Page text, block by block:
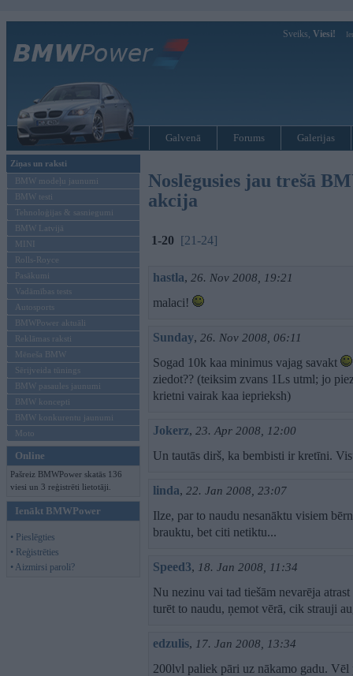
Sveiks, Viesi!
Galvenā Forums Galerijas
Ziņas un raksti
BMW modeļu jaunumi
BMW testi
Tehnoloģijas & sasniegumi
BMW Latvijā
MINI
Rolls-Royce
Pasākumi
Vadāmības tests
Autosports
BMWPower aktuāli
Reklāmas raksti
Mēneša BMW
Sērijveida tūnings
BMW pasaules jaunumi
BMW koncepti
BMW konkurentu jaunumi
Moto
Online
Pašreiz BMWPower skatās 136
viesi un 3 reģistrēti lietotāji.
Ienākt BMWPower
• Pieslēgties
• Reģistrēties
• Aizmirsi paroli?
Noslēgusies jau trešā
akcija
1-20 [21-24]
hastla, 26. Nov 2008, 19:21
malaci!
Sunday, 26. Nov 2008, 06:11
Sogad 10k kaa minimus vajag savakt
ziedot?? (teiksim zvans 1Ls utml; jo
krietni vairak kaa ieprieksh)
Jokerz, 23. Apr 2008, 12:00
Un tautās dirš, ka bembisti ir kretīni.
linda, 22. Jan 2008, 23:07
Ilze, par to naudu nesanāktu visiem
brauktu, bet citi netiktu...
Speed3, 18. Jan 2008, 11:34
Nu nezinu vai tad tiešām nevarēja
turēt to naudu, ņemot vērā, cik strauji
edzulis, 17. Jan 2008, 13:34
200lvl paliek pāri uz nākamo gadu.